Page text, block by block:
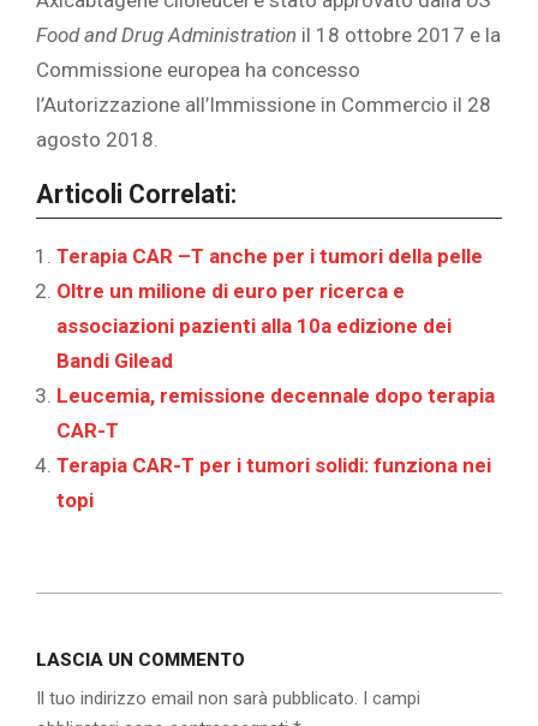
Food and Drug Administration il ​​18 ottobre 2017 e la
Commissione europea ha concesso
l’Autorizzazione all’Immissione in Commercio il 28
agosto 2018.
Articoli Correlati:
Terapia CAR –T anche per i tumori della pelle
Oltre un milione di euro per ricerca e
associazioni pazienti alla 10a edizione dei
Bandi Gilead
Leucemia, remissione decennale dopo terapia
CAR-T
Terapia CAR-T per i tumori solidi: funziona nei
topi
17
LASCIA UN COMMENTO
Il tuo indirizzo email non sarà pubblicato. I campi